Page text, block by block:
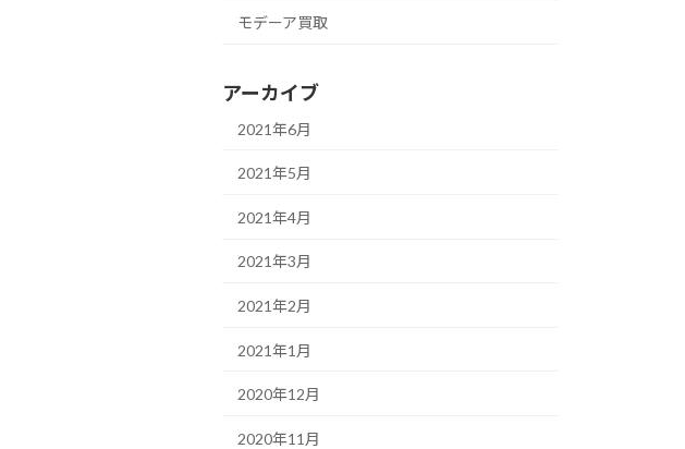
モデーア買取
アーカイブ
2021年6月
2021年5月
2021年4月
2021年3月
2021年2月
2021年1月
2020年12月
2020年11月